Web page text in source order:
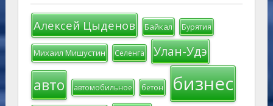
Алексей Цыденов Байкал Бурятия
Михаил Мишустин Селенга Улан-Удэ
авто автомобильное бетон бизнес